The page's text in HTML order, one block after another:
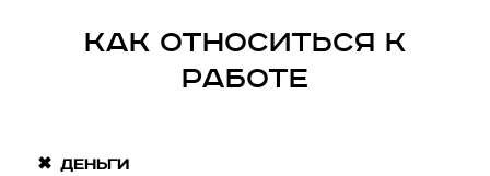
Как относиться к
работе
Деньги